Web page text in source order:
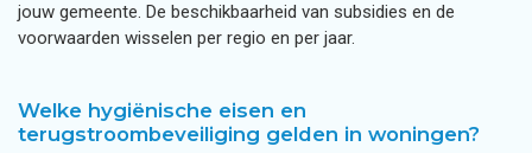
jouw gemeente. De beschikbaarheid van subsidies en de
voorwaarden wisselen per regio en per jaar.
Welke hygiënische eisen en
terugstroombeveiliging gelden in woningen?